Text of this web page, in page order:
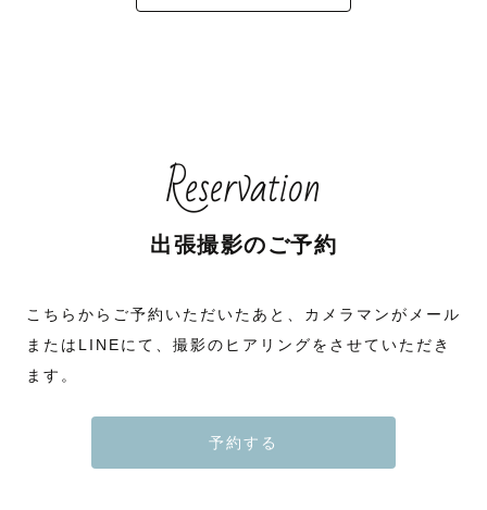
Reservation
出張撮影のご予約
こちらからご予約いただいたあと、カメラマンがメール
またはLINEにて、撮影のヒアリングをさせていただき
ます。
予約する